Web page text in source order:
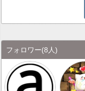
フォロワー(8人)